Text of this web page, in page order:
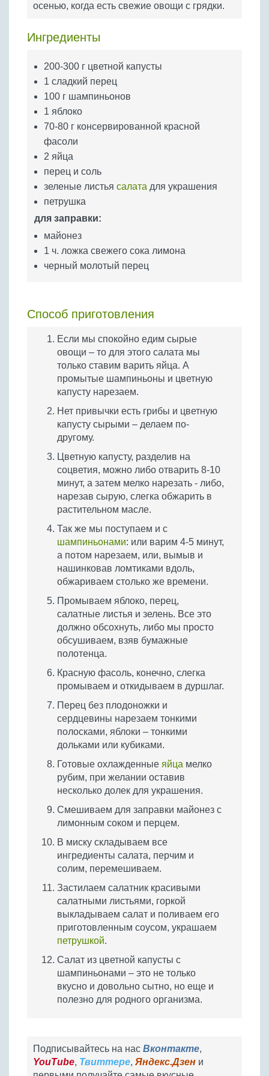
Бобовые
Крупы
осенью, когда есть свежие овощи с грядки.
Ингредиенты
200-300 г цветной капусты
1 сладкий перец
100 г шампиньонов
1 яблоко
70-80 г консервированной красной
фасоли
2 яйца
перец и соль
зеленые листья салата для украшения
петрушка
для заправки:
майонез
1 ч. ложка свежего сока лимона
черный молотый перец
Способ приготовления
Если мы спокойно едим сырые
овощи – то для этого салата мы
только ставим варить яйца. А
промытые шампиньоны и цветную
капусту нарезаем.
Нет привычки есть грибы и цветную
капусту сырыми – делаем по-
другому.
Цветную капусту, разделив на
соцветия, можно либо отварить 8-10
минут, а затем мелко нарезать - либо,
нарезав сырую, слегка обжарить в
растительном масле.
Так же мы поступаем и с
шампиньонами: или варим 4-5 минут,
а потом нарезаем, или, вымыв и
нашинковав ломтиками вдоль,
обжариваем столько же времени.
Промываем яблоко, перец,
салатные листья и зелень. Все это
должно обсохнуть, либо мы просто
обсушиваем, взяв бумажные
полотенца.
Красную фасоль, конечно, слегка
промываем и откидываем в дуршлаг.
Перец без плодоножки и
сердцевины нарезаем тонкими
полосками, яблоки – тонкими
дольками или кубиками.
Готовые охлажденные яйца мелко
рубим, при желании оставив
несколько долек для украшения.
Смешиваем для заправки майонез с
лимонным соком и перцем.
В миску складываем все
ингредиенты салата, перчим и
солим, перемешиваем.
Застилаем салатник красивыми
салатными листьями, горкой
выкладываем салат и поливаем его
приготовленным соусом, украшаем
петрушкой.
Салат из цветной капусты с
шампиньонами – это не только
вкусно и довольно сытно, но еще и
полезно для родного организма.
Подписывайтесь на нас Вконтакте,
YouTube, Твиттере, Яндекс.Дзен и